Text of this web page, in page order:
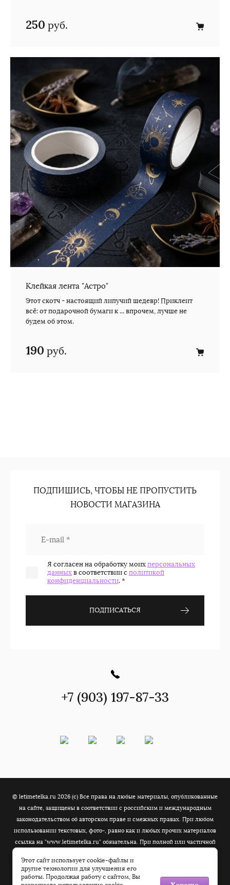
250 руб.
Клейкая лента "Астро"
Этот скотч - настоящий липучий шедевр! Приклеит
всё: от подарочной бумаги к ... впрочем, лучше не
будем об этом.
190 руб.
ПОДПИШИСЬ, ЧТОБЫ НЕ ПРОПУСТИТЬ
НОВОСТИ МАГАЗИНА
Я согласен на обработку моих персональных
данных в соответствии с политикой
конфиденциальности. *
ПОДПИСАТЬСЯ
+7 (903) 197-87-33
© letimetelka.ru 2026 (c) Все права на любые материалы, опубликованные
на сайте, защищены в соответствии с российским и международным
законодательством об авторском праве и смежных правах. При любом
использовании текстовых, фото-, равно как и любых прочих материалов
ссылка на "www.letimetelka.ru" обязательна. При полной или частичной
"www.letimetelka.ru" обязательна.
Этот сайт использует cookie-файлы и
другие технологии для улучшения его
работы. Продолжая работу с сайтом, Вы